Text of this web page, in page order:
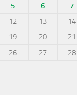
5 6 7
12 13 14
19 20 21
26 27 28